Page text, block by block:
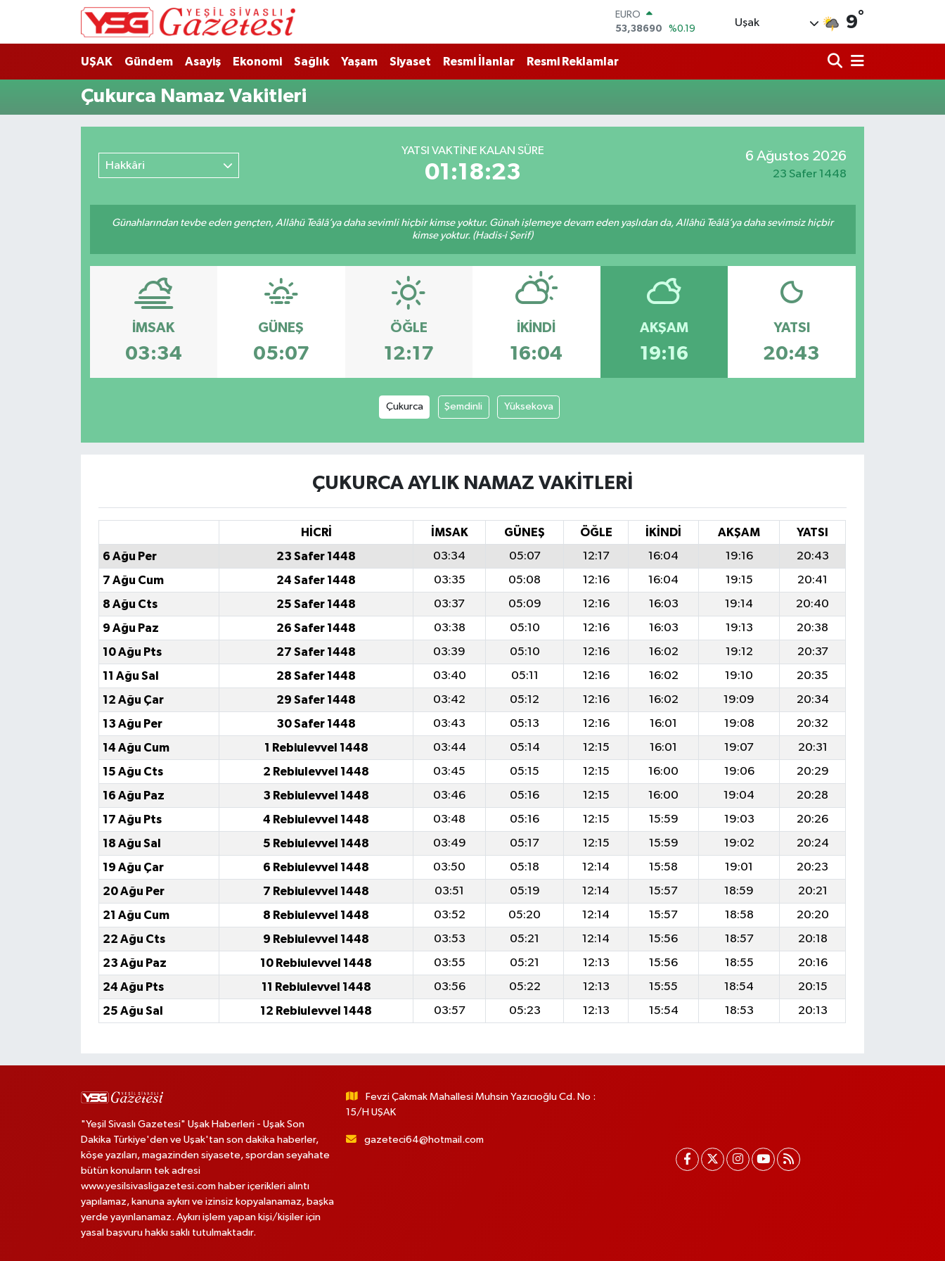
STERLİN
G.ALTIN
6862,09000
%0.19
Uşak 9°
UŞAK Gündem Asayiş Ekonomi Sağlık Yaşam Siyaset Resmi İlanlar Resmi Reklamlar
Çukurca Namaz Vakitleri
Hakkâri
YATSI VAKTİNE KALAN SÜRE
01:18:22
6 Ağustos 2026
23 Safer 1448
Günahlarından tevbe eden gençten, Allâhü Teâlâ’ya daha sevimli hiçbir kimse yoktur. Günah işlemeye devam eden yaşlıdan da, Allâhü Teâlâ’ya daha sevimsiz hiçbir
kimse yoktur. (Hadis-i Şerif)
İMSAK
03:34
GÜNEŞ
05:07
ÖĞLE
12:17
İKINDI
16:04
AKŞAM
19:16
YATSI
20:43
Çukurca Şemdinli Yüksekova
ÇUKURCA AYLIK NAMAZ VAKITLERI
HİCRİ İMSAK GÜNEŞ ÖĞLE İKINDI AKŞAM
YATSI
6 Ağu Per
23 Safer 1448 03:34 05:07 12:17 16:04 19:16
20:43
7 Ağu Cum
24 Safer 1448 03:35 05:08 12:16 16:04 19:15
20:41
8 Ağu Cts
25 Safer 1448 03:37 05:09 12:16 16:03 19:14
20:40
9 Ağu Paz
26 Safer 1448 03:38 05:10 12:16 16:03 19:13
20:38
10 Ağu Pts
27 Safer 1448 03:39 05:10 12:16 16:02 19:12
20:37
11 Ağu Sal
28 Safer 1448 03:40 05:11 12:16 16:02 19:10
20:35
12 Ağu Çar
29 Safer 1448 03:42 05:12 12:16 16:02 19:09
20:34
13 Ağu Per
30 Safer 1448 03:43 05:13 12:16 16:01 19:08
20:32
14 Ağu Cum
1 Rebiulevvel 1448 03:44 05:14 12:15 16:01 19:07
20:31
15 Ağu Cts
2 Rebiulevvel 1448 03:45 05:15 12:15 16:00 19:06
20:29
16 Ağu Paz
3 Rebiulevvel 1448 03:46 05:16 12:15 16:00 19:04
20:28
17 Ağu Pts
4 Rebiulevvel 1448 03:48 05:16 12:15 15:59 19:03
20:26
18 Ağu Sal
5 Rebiulevvel 1448 03:49 05:17 12:15 15:59 19:02
20:24
19 Ağu Çar
6 Rebiulevvel 1448 03:50 05:18 12:14 15:58 19:01
20:23
20 Ağu Per
7 Rebiulevvel 1448 03:51 05:19 12:14 15:57 18:59
20:21
21 Ağu Cum
8 Rebiulevvel 1448 03:52 05:20 12:14 15:57 18:58
20:20
22 Ağu Cts
9 Rebiulevvel 1448 03:53 05:21 12:14 15:56 18:57
20:18
23 Ağu Paz
10 Rebiulevvel 1448 03:55 05:21 12:13 15:56 18:55
20:16
24 Ağu Pts
11 Rebiulevvel 1448 03:56 05:22 12:13 15:55 18:54
20:15
25 Ağu Sal
12 Rebiulevvel 1448 03:57 05:23 12:13 15:54 18:53 20:13
"Yeşil Sivaslı Gazetesi" Uşak Haberleri - Uşak Son
Dakika Türkiye'den ve Uşak'tan son dakika haberler,
köşe yazıları, magazinden siyasete, spordan seyahate
bütün konuların tek adresi
www.yesilsivasligazetesi.com haber içerikleri alıntı
yapılamaz, kanuna aykırı ve izinsiz kopyalanamaz, başka
yerde yayınlanamaz. Aykırı işlem yapan kişi/kişiler için
yasal başvuru hakkı saklı tutulmaktadır.
Fevzi Çakmak Mahallesi Muhsin Yazıcıoğlu Cd. No :
15/H UŞAK
gazeteci64@hotmail.com
Hava Durumu
Namaz Vakitleri
Trafik Durumu
Son Dakika Haberleri